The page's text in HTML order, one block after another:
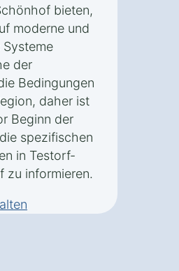
bieten,
moderne und
der
Bedingungen
daher ist
Beginn der
spezifischen
in Testorf-
zu informieren.